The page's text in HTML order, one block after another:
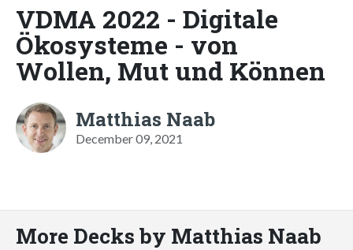
VDMA 2022 - Digitale
Ökosysteme - von
Wollen, Mut und Können
Matthias Naab
December 09, 2021
More Decks by Matthias Naab